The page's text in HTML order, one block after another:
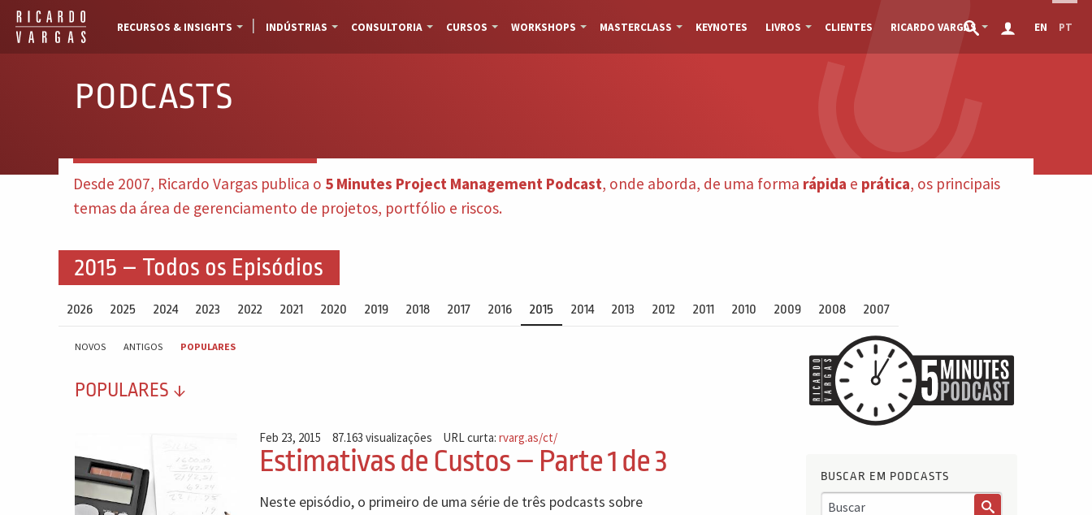
RECURSOS & INSIGHTS INDÚSTRIAS CONSULTORIA CURSOS WORKSHOPS MASTERCLASS KEYNOTES LIVROS CLIENTES RICARDO VARGAS EN PT
PODCASTS
Desde 2007, Ricardo Vargas publica o 5 Minutes Project Management Podcast, onde aborda, de uma forma rápida e prática, os principais
temas da área de gerenciamento de projetos, portfólio e riscos.
2015 – Todos os Episódios
2026 2025 2024 2023 2022 2021 2020 2019 2018 2017 2016 2015 2014 2013 2012 2011 2010 2009 2008 2007
NOVOS ANTIGOS POPULARES
POPULARES
Feb 23, 2015 87.163 visualizações URL curta:rvarg.as/ct/
Estimativas de Custos – Parte 1 de 3
Neste episódio, o primeiro de uma série de três podcasts sobre
BUSCAR EM PODCASTS